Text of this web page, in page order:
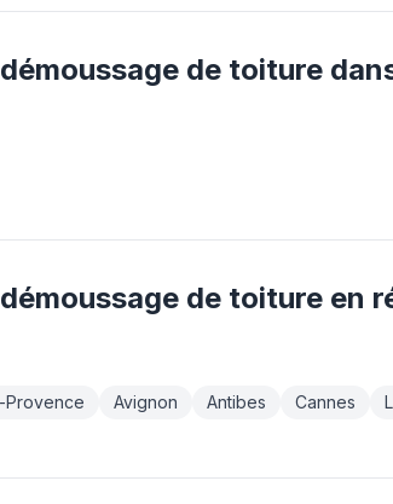
de toiture
de toiture en
Provence Avignon Antibes Cannes